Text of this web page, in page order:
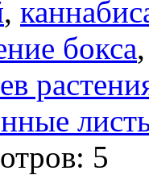
,
бокса,
5